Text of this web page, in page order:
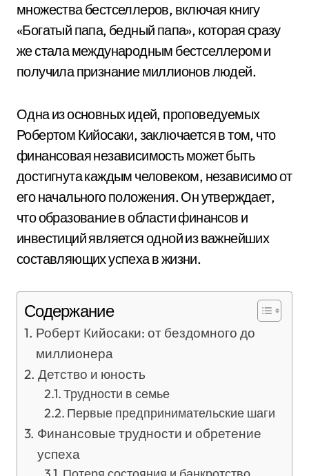
множества бестселлеров, включая книгу
«Богатый папа, бедный папа», которая сразу
же стала международным бестселлером и
получила признание миллионов людей.
Одна из основных идей, проповедуемых
Робертом Кийосаки, заключается в том, что
финансовая независимость может быть
достигнута каждым человеком, независимо от
его начального положения. Он утверждает,
что образование в области финансов и
инвестиций является одной из важнейших
составляющих успеха в жизни.
Содержание
Роберт Кийосаки: от бездомного до
миллионера
Детство и юность
Трудности в семье
Первые предпринимательские шаги
Финансовые трудности и обретение
успеха